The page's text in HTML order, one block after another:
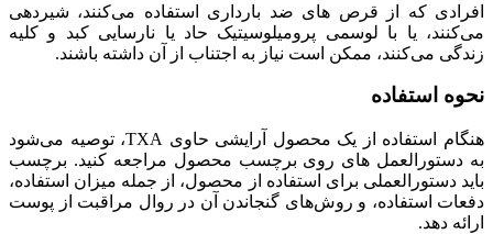
افرادی که از قرص های ضد بارداری استفاده می‌کنند، شیردهی
می‌کنند، یا با لوسمی پرومیلوسیتیک حاد یا نارسایی کبد و کلیه
زندگی می‌کنند، ممکن است نیاز به اجتناب از آن داشته باشند.
نحوه استفاده
هنگام استفاده از یک محصول آرایشی حاوی TXA، توصیه می‌شود
به دستورالعمل های روی برچسب محصول مراجعه کنید. برچسب
باید دستورالعملی برای استفاده از محصول، از جمله میزان استفاده،
دفعات استفاده، و روش‌های گنجاندن آن در روال مراقبت از پوست
ارائه دهد.